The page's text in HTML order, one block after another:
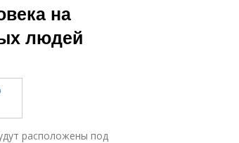
на
людей
расположены под